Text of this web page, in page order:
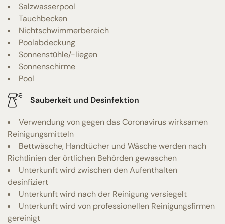
Salzwasserpool
Tauchbecken
Nichtschwimmerbereich
Poolabdeckung
Sonnenstühle/-liegen
Sonnenschirme
Pool
Sauberkeit und Desinfektion
Verwendung von gegen das Coronavirus wirksamen
Reinigungsmitteln
Bettwäsche, Handtücher und Wäsche werden nach
Richtlinien der örtlichen Behörden gewaschen
Unterkunft wird zwischen den Aufenthalten
desinfiziert
Unterkunft wird nach der Reinigung versiegelt
Unterkunft wird von professionellen Reinigungsfirmen
gereinigt